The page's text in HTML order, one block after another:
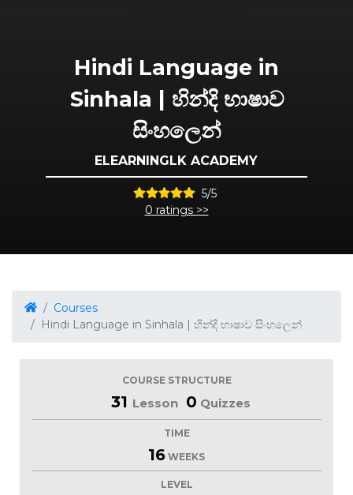
Hindi Language in
Sinhala | හින්දි භාෂාව
සිංහලෙන්
ELEARNINGLK ACADEMY
5/5
0 ratings >>
Courses
Hindi Language in Sinhala | හින්දි භාෂාව සිංහලෙන්
COURSE STRUCTURE
31 Lesson 0 Quizzes
TIME
16 WEEKS
LEVEL